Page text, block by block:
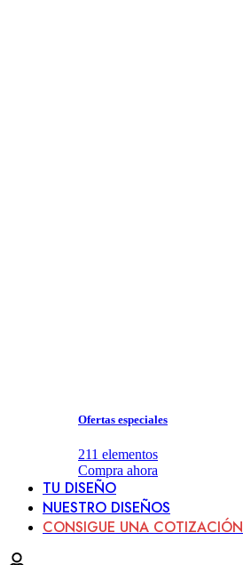
Ofertas especiales
211 elementos
Compra ahora
TU DISEÑO
NUESTRO DISEÑOS
CONSIGUE UNA COTIZACIÓN